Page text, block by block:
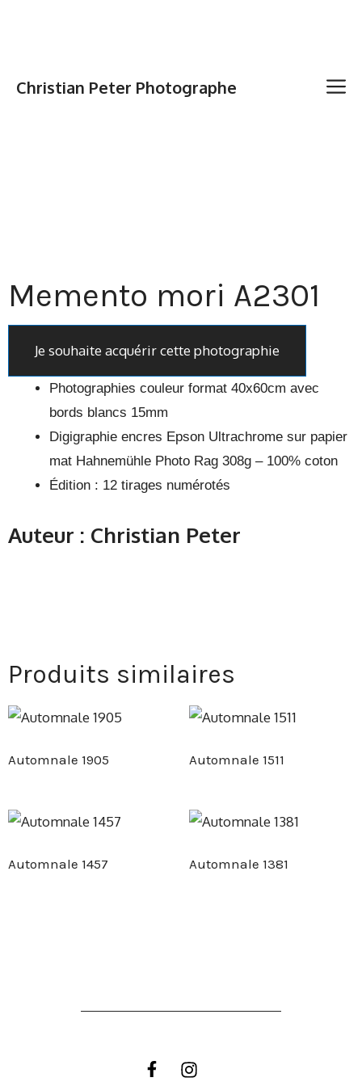
Christian Peter Photographe
Memento mori A2301
Je souhaite acquérir cette photographie
Photographies couleur format 40x60cm avec
bords blancs 15mm
Digigraphie encres Epson Ultrachrome sur papier
mat Hahnemühle Photo Rag 308g – 100% coton
Édition : 12 tirages numérotés
Auteur : Christian Peter
Produits similaires
Automnale 1905 Automnale 1511
Automnale 1457 Automnale 1381